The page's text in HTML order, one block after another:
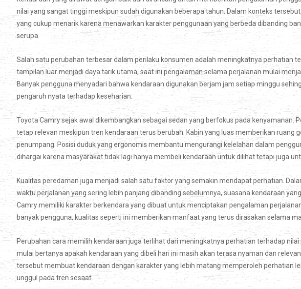
nilai yang sangat tinggi meskipun sudah digunakan beberapa tahun. Dalam konteks
yang cukup menarik karena menawarkan karakter penggunaan yang berbeda dibanding
serupa.
Salah satu perubahan terbesar dalam perilaku konsumen adalah meningkatnya perhatian
tampilan luar menjadi daya tarik utama, saat ini pengalaman selama perjalanan mulai
Banyak pengguna menyadari bahwa kendaraan digunakan berjam jam setiap minggu
pengaruh nyata terhadap keseharian.
Toyota Camry sejak awal dikembangkan sebagai sedan yang berfokus pada kenyamanan.
tetap relevan meskipun tren kendaraan terus berubah. Kabin yang luas memberikan ruang
penumpang. Posisi duduk yang ergonomis membantu mengurangi kelelahan dalam
dihargai karena masyarakat tidak lagi hanya membeli kendaraan untuk dilihat tetapi juga
Kualitas peredaman juga menjadi salah satu faktor yang semakin mendapat perhatian.
waktu perjalanan yang sering lebih panjang dibanding sebelumnya, suasana kendaraan
Camry memiliki karakter berkendara yang dibuat untuk menciptakan pengalaman
banyak pengguna, kualitas seperti ini memberikan manfaat yang terus dirasakan selama
Perubahan cara memilih kendaraan juga terlihat dari meningkatnya perhatian terhadap
mulai bertanya apakah kendaraan yang dibeli hari ini masih akan terasa nyaman dan
tersebut membuat kendaraan dengan karakter yang lebih matang memperoleh perhatian
unggul pada tren sesaat.